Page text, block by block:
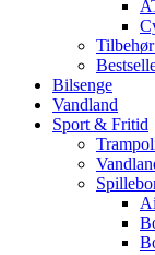
Bilsenge
Vandland
Sport & Fritid